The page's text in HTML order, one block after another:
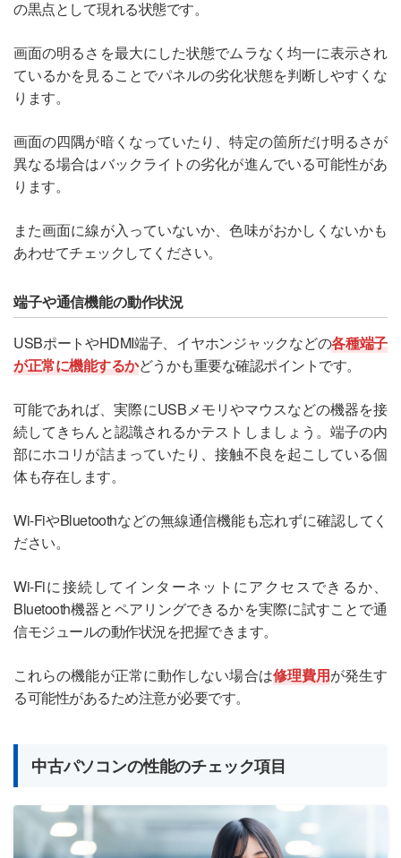
の黒点として現れる状態です。
画面の明るさを最大にした状態でムラなく均一に表示され
ているかを見ることでパネルの劣化状態を判断しやすくな
ります。
画面の四隅が暗くなっていたり、特定の箇所だけ明るさが
異なる場合はバックライトの劣化が進んでいる可能性があ
ります。
また画面に線が入っていないか、色味がおかしくないかも
あわせてチェックしてください。
端子や通信機能の動作状況
USBポートやHDMI端子、イヤホンジャックなどの各種端子
が正常に機能するかどうかも重要な確認ポイントです。
可能であれば、実際にUSBメモリやマウスなどの機器を接
続してきちんと認識されるかテストしましょう。端子の内
部にホコリが詰まっていたり、接触不良を起こしている個
体も存在します。
Wi-FiやBluetoothなどの無線通信機能も忘れずに確認してく
ださい。
Wi-Fiに接続してインターネットにアクセスできるか、
Bluetooth機器とペアリングできるかを実際に試すことで通
信モジュールの動作状況を把握できます。
これらの機能が正常に動作しない場合は修理費用が発生す
る可能性があるため注意が必要です。
中古パソコンの性能のチェック項目